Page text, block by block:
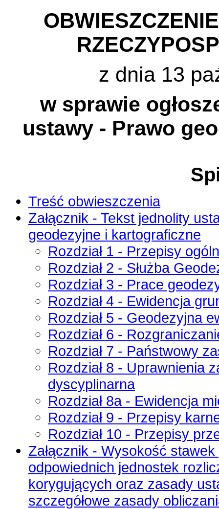
z dnia 13
w sprawie
ustawy - Prawo
Treść obwieszczenia
Załącznik - Tekst jednolity
geodezyjne i kartograficzne
Rozdział 1 - Przepisy
Rozdział 2 - Służba
Rozdział 3 - Prace
Rozdział 4 - Ewidencja
Rozdział 5 - Geodezyjna
Rozdział 6 -
Rozdział 7 - Państwowy
Rozdział 8 - Uprawnienia
dyscyplinarna
Rozdział 8a - Ewidencja
Rozdział 9 - Przepisy
Rozdział 10 - Przepisy
Załącznik - Wysokość
odpowiednich jednostek
korygujących oraz zasady
szczegółowe zasady